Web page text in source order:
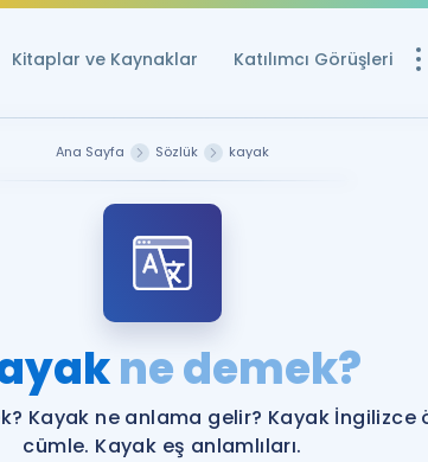
Kitaplar ve Kaynaklar Katılımcı Görüşleri
YDS ve YÖKDİL
Rehberlik Aracı
YDS ve YÖKDİL'e
Ana Sayfa Sözlük kayak
ne demek?
Kayak ne anlama gelir? Kayak İngilizce
cümle. Kayak eş anlamlıları.